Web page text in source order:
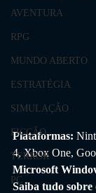
AVENTURA
RPG
MUNDO ABERTO
ESTRATÉGIA
SIMULAÇÃO
FICÇÃO
TERROR
PC
Plataformas:
4, Xbox One,
Microsoft
Saiba tudo sobre